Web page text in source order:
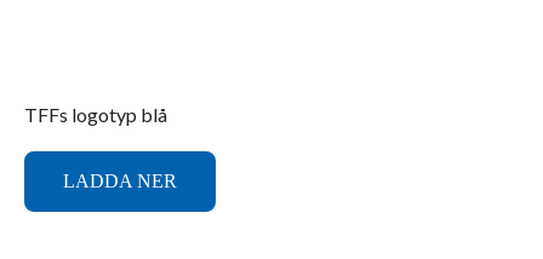
TFFs logotyp blå
LADDA NER